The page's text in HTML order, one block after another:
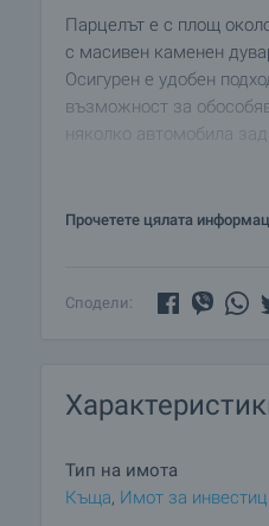
Парцелът е с площ
с масивен каменен
Осигурен е удобен
възможност за
няколко автомобила
преработена с
строителната част е
му.
Разпределение:
Прочетете цялата
Сподели:
Тип на имота
Къща, Имот за